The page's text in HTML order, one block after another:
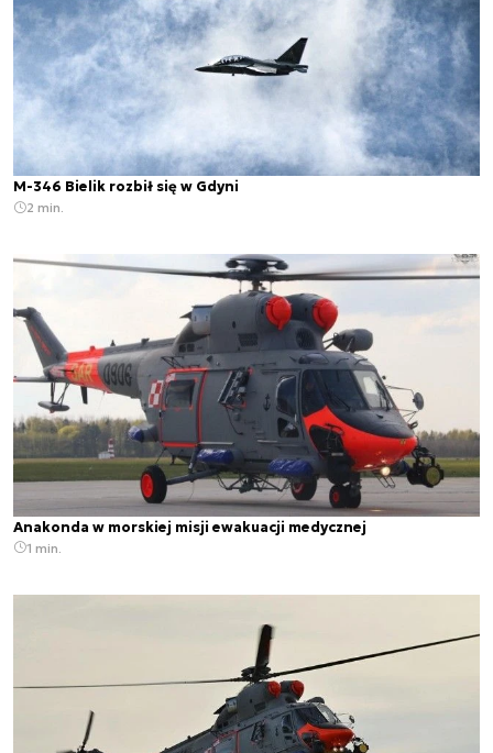
M-346 Bielik rozbił się w Gdyni
2 min.
Anakonda w morskiej misji ewakuacji medycznej
1 min.